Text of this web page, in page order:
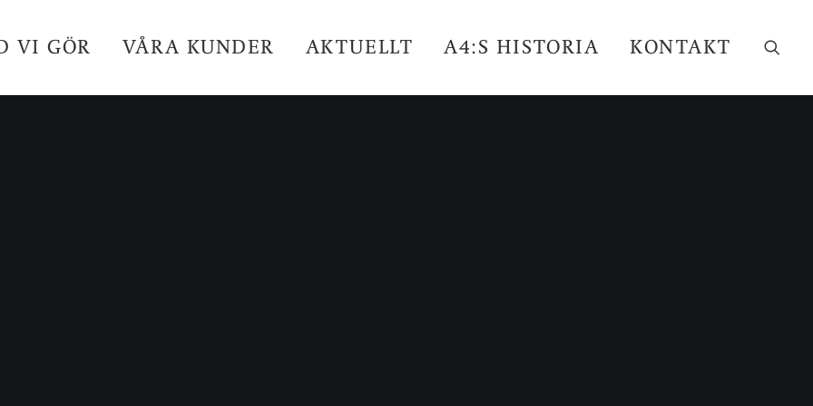
VI GÖR VÅRA KUNDER AKTUELLT A4:S HISTORIA KONTAKT